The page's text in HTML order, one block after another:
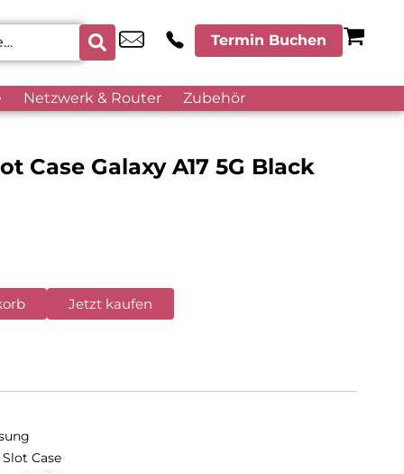
Termin Buchen
Netzwerk & Router Zubehör
Case Galaxy A17 5G Black
Jetzt kaufen
Case